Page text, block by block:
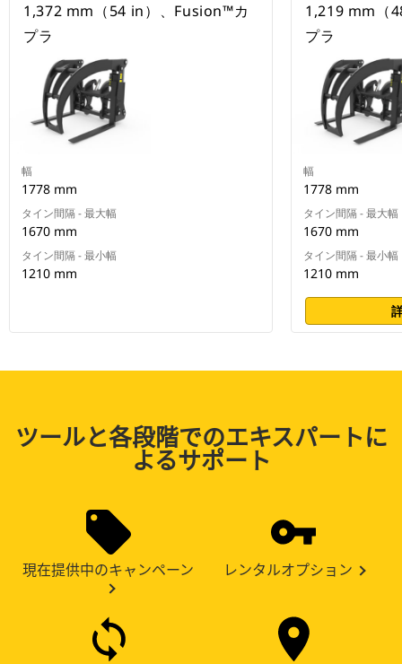
1,372 mm（54 in）、Fusion™カ
プラ
幅
1778 mm
タイン間隔 - 最大幅
1670 mm
タイン間隔 - 最小幅
1210 mm
1,219 mm（
プラ
幅
1778 mm
タイン間隔 - 最大幅
1670 mm
タイン間隔 - 最小幅
1210 mm
ツールと各段階でのエキスパートに
よるサポート
現在提供中のキャンペーン レンタルオプション